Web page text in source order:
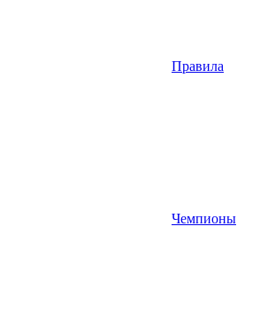
Правила
Чемпионы